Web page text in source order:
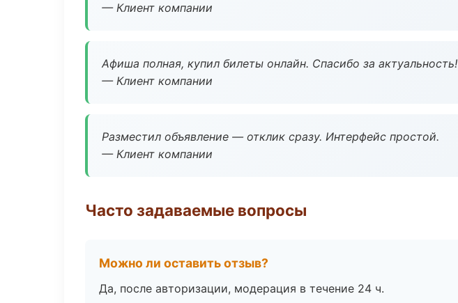
— Клиент компании
Афиша полная, купил билеты онлайн. Спасибо за актуальность!
— Клиент компании
Разместил объявление — отклик сразу. Интерфейс простой.
— Клиент компании
Часто задаваемые вопросы
Можно ли оставить отзыв?
Да, после авторизации, модерация в течение 24 ч.